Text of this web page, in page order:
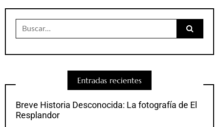
Buscar:
Entradas recientes
Breve Historia Desconocida: La fotografía de El
Resplandor